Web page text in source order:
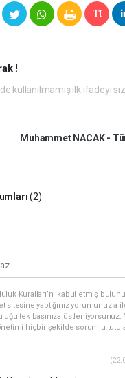
!
kullanılmamış ilk ifadeyi siz
Muhammet NACAK -
(2)
Kuralları’nı kabul etmiş
sitesine yaptığınız yorumunuzla
tek başınıza üstleniyorsunuz.
hiçbir şekilde sorumlu